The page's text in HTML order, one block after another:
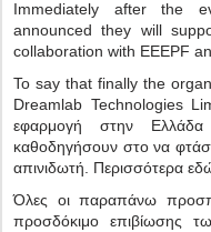
Immediately after the
announced they will
collaboration with EEEPF
To say that finally the
Dreamlab Technologies
εφαρμογή στην
καθοδηγήσουν στο να
απινιδωτή. Περισσότερα
Όλες οι παραπάνω
προσδόκιμο επιβίωσης